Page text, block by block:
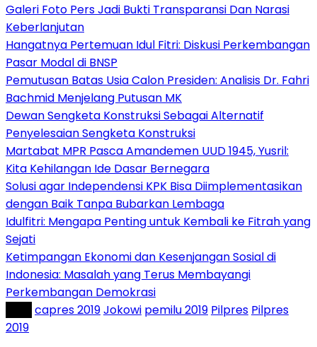
Galeri Foto Pers Jadi Bukti Transparansi Dan Narasi
Keberlanjutan
Hangatnya Pertemuan Idul Fitri: Diskusi Perkembangan
Pasar Modal di BNSP
Pemutusan Batas Usia Calon Presiden: Analisis Dr. Fahri
Bachmid Menjelang Putusan MK
Dewan Sengketa Konstruksi Sebagai Alternatif
Penyelesaian Sengketa Konstruksi
Martabat MPR Pasca Amandemen UUD 1945, Yusril:
Kita Kehilangan Ide Dasar Bernegara
Solusi agar Independensi KPK Bisa Diimplementasikan
dengan Baik Tanpa Bubarkan Lembaga
Idulfitri: Mengapa Penting untuk Kembali ke Fitrah yang
Sejati
Ketimpangan Ekonomi dan Kesenjangan Sosial di
Indonesia: Masalah yang Terus Membayangi
Perkembangan Demokrasi
capres 2019Jokowi pemilu 2019 Pilpres Pilpres
2019